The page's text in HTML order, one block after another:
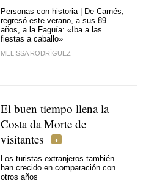
Personas con historia | De Carnés,
regresó este verano, a sus 89
años, a la Faguía: «Iba a las
fiestas a caballo»
MELISSA RODRÍGUEZ
El buen tiempo llena la
Costa da Morte de
visitantes
Los turistas extranjeros también
han crecido en comparación con
otros años